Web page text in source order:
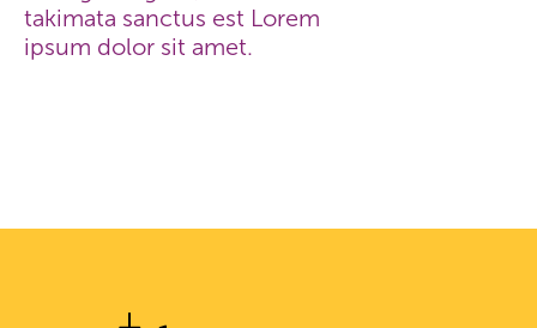
takimata sanctus est Lorem
ipsum dolor sit amet.